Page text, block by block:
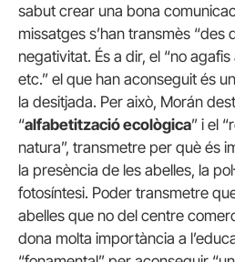
sabut crear una bona
missatges s’han transmès “des
negativitat. És a dir, el “no
etc.” el que han aconseguit és
la desitjada. Per això, Morán
“alfabetització ecològica” i el
natura”, transmetre per què és
la presència de les abelles, la
fotosíntesi. Poder transmetre
abelles que no del centre
dona molta importància a